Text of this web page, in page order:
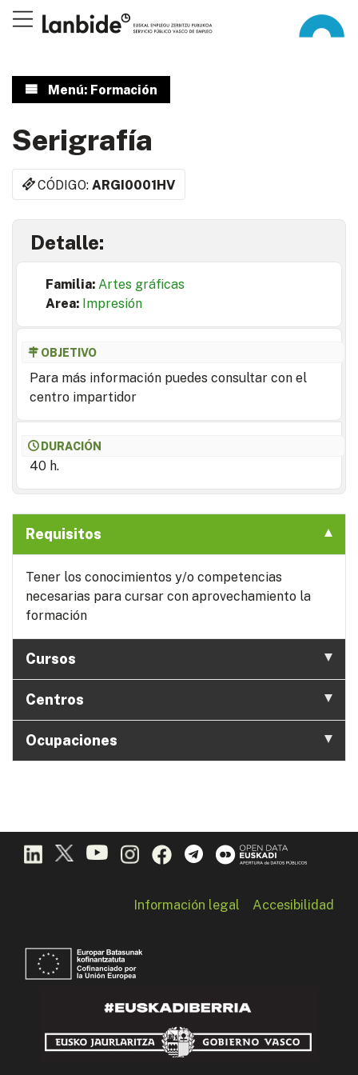
Menú: Formación
Serigrafía
CÓDIGO:ARGI0001HV
Detalle:
Familia: Artes gráficas
Area: Impresión
OBJETIVO
Para más información puedes consultar con el
centro impartidor
DURACIÓN
40 h.
Requisitos
Tener los conocimientos y/o competencias
necesarias para cursar con aprovechamiento la
formación
Cursos
Centros
Ocupaciones
Información legal Accesibilidad